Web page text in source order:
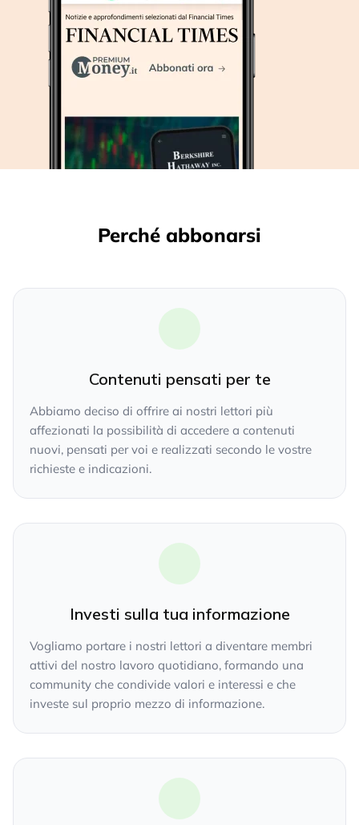
Perché abbonarsi
Contenuti pensati per te
Abbiamo deciso di offrire ai nostri lettori più
affezionati la possibilità di accedere a contenuti
nuovi, pensati per voi e realizzati secondo le vostre
richieste e indicazioni.
Investi sulla tua informazione
Vogliamo portare i nostri lettori a diventare membri
attivi del nostro lavoro quotidiano, formando una
community che condivide valori e interessi e che
investe sul proprio mezzo di informazione.